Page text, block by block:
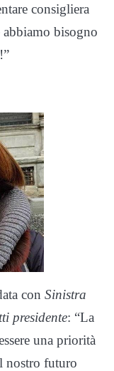
consigliera
bisogno
con Sinistra
presidente: “La
una priorità
nostro futuro